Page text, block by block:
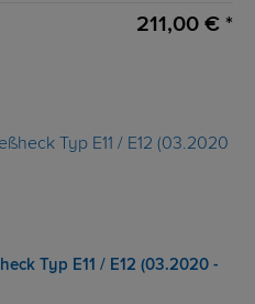
211,00 € *
Typ E11 / E12 (03.2020 -